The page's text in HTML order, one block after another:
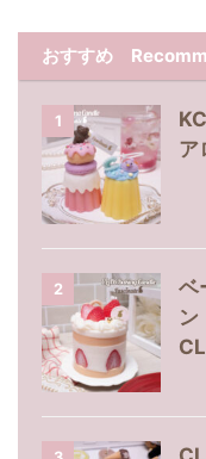
おすすめ
1
ア
2
ベ
ン